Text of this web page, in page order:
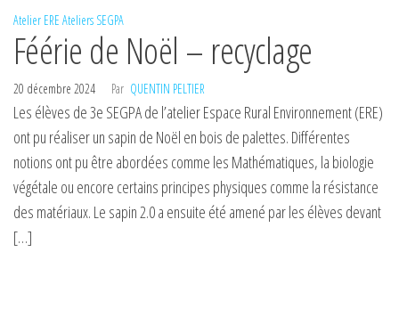
Atelier ERE Ateliers SEGPA
Féérie de Noël – recyclage
20 décembre 2024 Par QUENTIN PELTIER
Les élèves de 3e SEGPA de l’atelier Espace Rural Environnement (ERE)
ont pu réaliser un sapin de Noël en bois de palettes. Différentes
notions ont pu être abordées comme les Mathématiques, la biologie
végétale ou encore certains principes physiques comme la résistance
des matériaux. Le sapin 2.0 a ensuite été amené par les élèves devant
[…]